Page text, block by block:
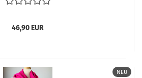
46,90 EUR
NEU